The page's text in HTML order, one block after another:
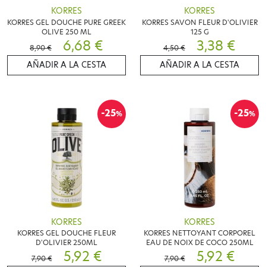
KORRES
KORRES GEL DOUCHE PURE GREEK
OLIVE 250 ML
8,90 €
6,68 €
AÑADIR A LA CESTA
KORRES
KORRES SAVON FLEUR D'OLIVIER
125 G
4,50 €
3,38 €
AÑADIR A LA CESTA
-25%
KORRES
KORRES GEL DOUCHE FLEUR
D'OLIVIER 250ML
7,90 €
5,92 €
-25%
KORRES
KORRES NETTOYANT CORPOREL
EAU DE NOIX DE COCO 250ML
7,90 €
5,92 €